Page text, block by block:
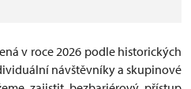
v roce 2026 podle historických
návštěvníky a skupinové